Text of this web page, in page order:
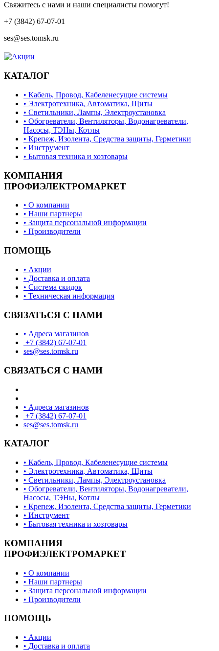
Свяжитесь с нами и наши специалисты помогут!
+7 (3842) 67-07-01
ses@ses.tomsk.ru
КАТАЛОГ
• Кабель, Провод, Кабеленесущие системы
• Электротехника, Автоматика, Щиты
• Светильники, Лампы, Электроустановка
• Обогреватели, Вентиляторы, Водонагреватели,
Насосы, ТЭНы, Котлы
• Крепеж, Изолента, Средства защиты, Герметики
• Инструмент
• Бытовая техника и хозтовары
КОМПАНИЯ
ПРОФИЭЛЕКТРОМАРКЕТ
• О компании
• Наши партнеры
• Защита персональной информации
• Производители
ПОМОЩЬ
• Акции
• Доставка и оплата
• Система скидок
• Техническая информация
СВЯЗАТЬСЯ С НАМИ
• Адреса магазинов
+7 (3842) 67-07-01
ses@ses.tomsk.ru
СВЯЗАТЬСЯ С НАМИ
• Адреса магазинов
+7 (3842) 67-07-01
ses@ses.tomsk.ru
КАТАЛОГ
• Кабель, Провод, Кабеленесущие системы
• Электротехника, Автоматика, Щиты
• Светильники, Лампы, Электроустановка
• Обогреватели, Вентиляторы, Водонагреватели,
Насосы, ТЭНы, Котлы
• Крепеж, Изолента, Средства защиты, Герметики
• Инструмент
• Бытовая техника и хозтовары
КОМПАНИЯ
ПРОФИЭЛЕКТРОМАРКЕТ
• О компании
• Наши партнеры
• Защита персональной информации
• Производители
ПОМОЩЬ
• Акции
• Доставка и оплата